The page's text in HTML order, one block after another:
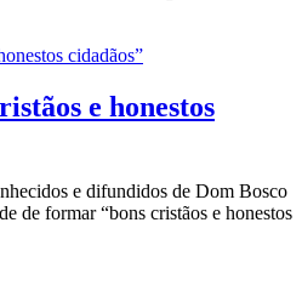
e honestos
e difundidos de Dom Bosco
de formar “bons cristãos e honestos